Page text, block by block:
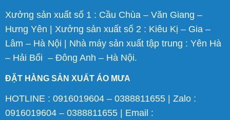
Xưởng sản xuất số 1 : Cầu Chùa – Văn Giang –
Hưng Yên | Xưởng sản xuất số 2 : Kiêu Kị – Gia –
Lâm – Hà Nội | Nhà máy sản xuất tập trung : Yên Hà
– Hải Bối – Đông Anh – Hà Nội.
ĐẶT HÀNG SẢN XUẤT ÁO MƯA
HOTLINE : 0916019604 – 0388811655 | Zalo :
0916019604 – 0388811655 | Email :